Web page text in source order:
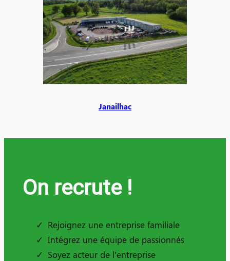
Janailhac
On recrute !
Rejoignez une entreprise familiale
Intégrez une équipe de passionnés
Soyez acteur de l’entreprise